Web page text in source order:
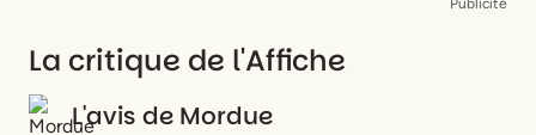
Publicité
La critique de l'Affiche
L'avis de Mordue